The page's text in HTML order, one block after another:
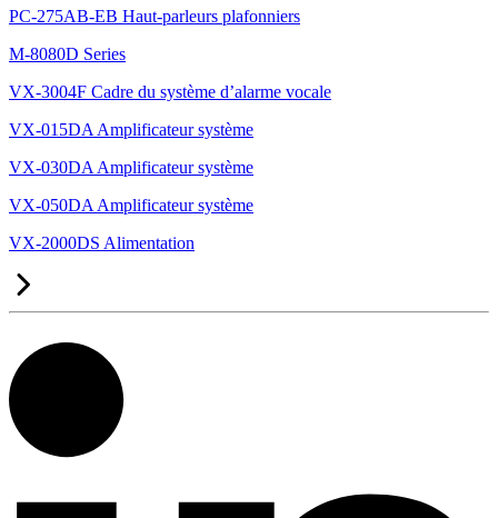
PC-275AB-EB Haut-parleurs plafonniers
M-8080D Series
VX-3004F Cadre du système d’alarme vocale
VX-015DA Amplificateur système
VX-030DA Amplificateur système
VX-050DA Amplificateur système
VX-2000DS Alimentation